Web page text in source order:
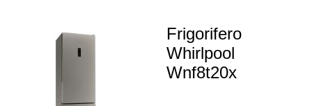
Frigorifero
Whirlpool
Wnf8t20x